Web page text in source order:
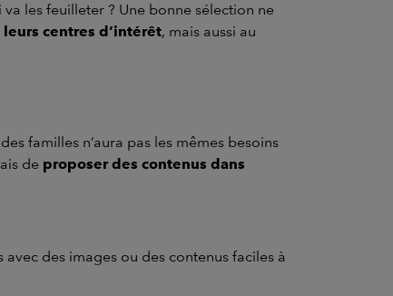
les feuilleter ? Une bonne sélection ne
centres d’intérêt, mais aussi au
familles n’aura pas les mêmes besoins
de proposer des contenus dans
des images ou des contenus faciles à